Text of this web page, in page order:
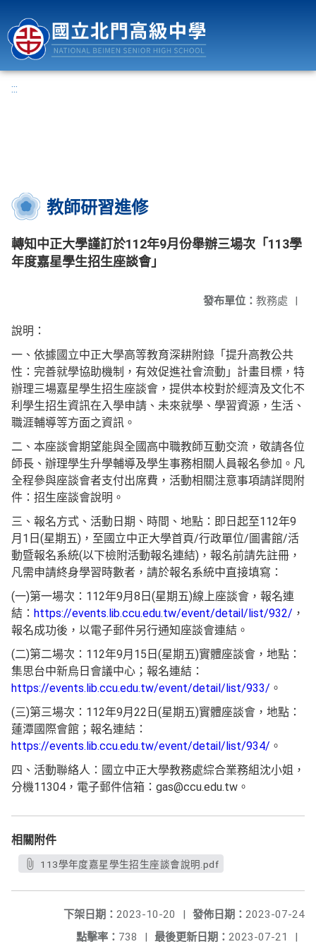
:::
教師研習進修
轉知中正大學謹訂於112年9月份舉辦三場次「113學
年度嘉星學生招生座談會」
發布單位： 教務處 |
說明：
一、依據國立中正大學高等教育深耕附錄「提升高教公共
性：完善就學協助機制，有效促進社會流動」計畫目標，特
辦理三場嘉星學生招生座談會，提供本校對於經濟及文化不
利學生招生資訊在入學申請、未來就學、學習資源，生活、
職涯輔導等方面之資訊。
二、本座談會期望能與全國高中職教師互動交流，敬請各位
師長、辦理學生升學輔導及學生事務相關人員報名參加。凡
全程參與座談會者支付出席費，活動相關注意事項請詳閱附
件：招生座談會說明。
三、報名方式、活動日期、時間、地點：即日起至112年9
月1日(星期五)，至國立中正大學首頁/行政單位/圖書館/活
動暨報名系統(以下檢附活動報名連結)，報名前請先註冊，
凡需申請終身學習時數者，請於報名系統中直接填寫：
(一)第一場次：112年9月8日(星期五)線上座談會，報名連
結： https://events.lib.ccu.edu.tw/event/detail/list/932/ ，
報名成功後，以電子郵件另行通知座談會連結。
(二)第二場次：112年9月15日(星期五)實體座談會，地點：
集思台中新烏日會議中心；報名連結：
https://events.lib.ccu.edu.tw/event/detail/list/933/ 。
(三)第三場次：112年9月22日(星期五)實體座談會，地點：
蓮潭國際會館；報名連結：
https://events.lib.ccu.edu.tw/event/detail/list/934/ 。
四、活動聯絡人：國立中正大學教務處綜合業務組沈小姐，
分機11304，電子郵件信箱：gas@ccu.edu.tw。
相關附件
113學年度嘉星學生招生座談會說明.pdf
發佈日期： 2023-07-24
下架日期： 2023-10-20
|
最後更新日期： 2023-07-21 |
點擊率： 738 |